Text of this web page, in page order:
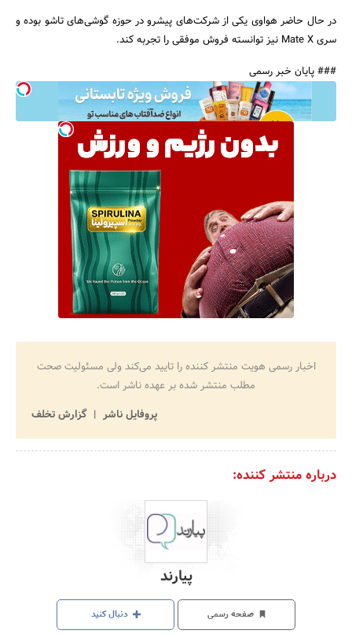
در حال حاضر هواوی یکی از شرکت‌های پیشرو در حوزه گوشی‌های تاشو بوده و
سری Mate X نیز توانسته فروش موفقی را تجربه کند.
### پایان خبر رسمی
اخبار رسمی هویت منتشر کننده را تایید می‌کند ولی مسئولیت صحت
مطلب منتشر شده بر عهده ناشر است.
پروفایل ناشر
گزارش تخلف
درباره منتشر کننده:
پیارند
صفحه رسمی دنبال کنید